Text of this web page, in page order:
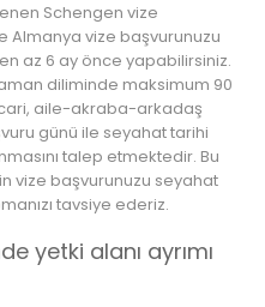
Schengen vize
Almanya vize başvurunuzu
az 6 ay önce yapabilirsiniz.
diliminde maksimum 90
aile-akraba-arkadaş
günü ile seyahat tarihi
talep etmektedir. Bu
vize başvurunuzu seyahat
tavsiye ederiz.
yetki alanı ayrımı